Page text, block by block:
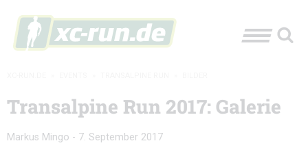
Transalpine Run 2017: Galerie
Markus Mingo - 7. September 2017